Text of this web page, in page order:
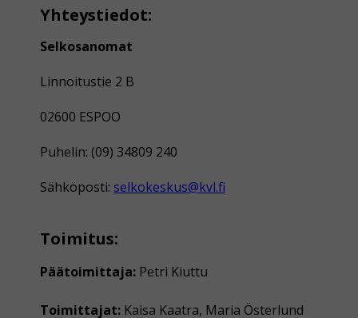
Yhteystiedot:
Selkosanomat
Linnoitustie 2 B
02600 ESPOO
Puhelin: (09) 34809 240
Sähköposti: selkokeskus@kvl.fi
Toimitus:
Päätoimittaja: Petri Kiuttu
Toimittajat: Kaisa Kaatra, Maria Österlund